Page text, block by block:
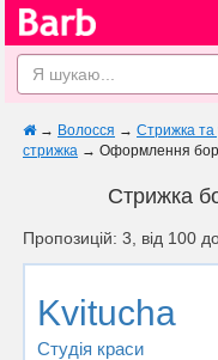
→ Волосся → Стрижка та
стрижка → Оформлення
Стрижка
Пропозицій: 3, від 100
Kvitucha
Студія краси